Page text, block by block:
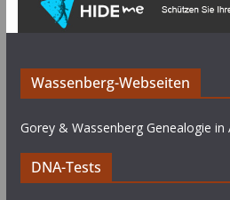
Wassenberg-Webseiten
Gorey & Wassenberg Genealogie in
DNA-Tests